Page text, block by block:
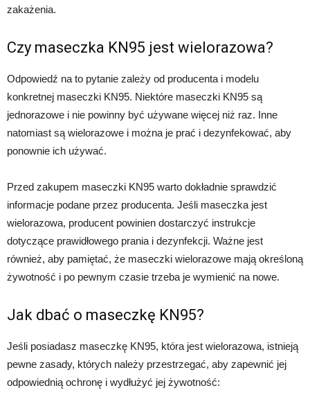
zakażenia.
Czy maseczka KN95 jest wielorazowa?
Odpowiedź na to pytanie zależy od producenta i modelu
konkretnej maseczki KN95. Niektóre maseczki KN95 są
jednorazowe i nie powinny być używane więcej niż raz. Inne
natomiast są wielorazowe i można je prać i dezynfekować, aby
ponownie ich używać.
Przed zakupem maseczki KN95 warto dokładnie sprawdzić
informacje podane przez producenta. Jeśli maseczka jest
wielorazowa, producent powinien dostarczyć instrukcje
dotyczące prawidłowego prania i dezynfekcji. Ważne jest
również, aby pamiętać, że maseczki wielorazowe mają określoną
żywotność i po pewnym czasie trzeba je wymienić na nowe.
Jak dbać o maseczkę KN95?
Jeśli posiadasz maseczkę KN95, która jest wielorazowa, istnieją
pewne zasady, których należy przestrzegać, aby zapewnić jej
odpowiednią ochronę i wydłużyć jej żywotność: